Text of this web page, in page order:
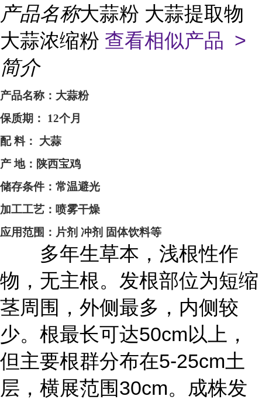
产品名称大蒜粉 大蒜提取物
大蒜浓缩粉 查看相似产品 >
简介
产品名称：大蒜粉
保质期：
12个月
配料： 大蒜
产地： 陕西宝鸡
储存条件：常温避光
加工工艺：喷雾干燥
应用范围：片剂 冲剂 固体饮料等
多年生草本，浅根性作
物，无主根。发根部位为短缩
茎周围，外侧最多，内侧较
少。根最长可达50cm以上，
但主要根群分布在5-25cm土
层，横展范围30cm。成株发